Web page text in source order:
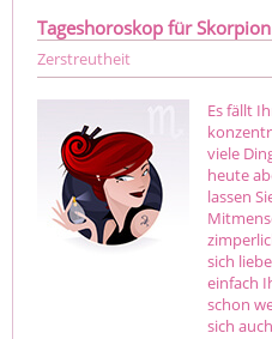
Tageshoroskop für
Zerstreutheit
Es fällt
viele
heute
lassen
sich
einfach
schon
sich